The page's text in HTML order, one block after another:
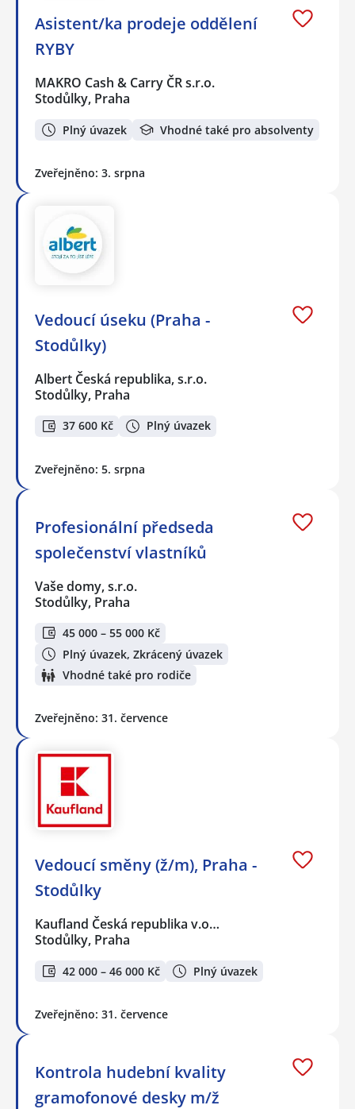
Asistent/ka prodeje oddělení
RYBY
MAKRO Cash & Carry ČR s.r.o.
Stodůlky, Praha
Plný úvazek Vhodné také pro absolventy
Zveřejněno: 3. srpna
Vedoucí úseku (Praha -
Stodůlky)
Albert Česká republika, s.r.o.
Stodůlky, Praha
37 600 Kč Plný úvazek
Zveřejněno: 5. srpna
Profesionální předseda
společenství vlastníků
Vaše domy, s.r.o.
Stodůlky, Praha
45 000 – 55 000 Kč
Plný úvazek, Zkrácený úvazek
Vhodné také pro rodiče
Zveřejněno: 31. července
Vedoucí směny (ž/m), Praha -
Stodůlky
Kaufland Česká republika v.o…
Stodůlky, Praha
42 000 – 46 000 Kč Plný úvazek
Zveřejněno: 31. července
Kontrola hudební kvality
gramofonové desky️ m/ž